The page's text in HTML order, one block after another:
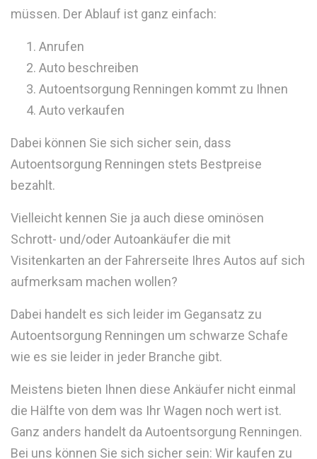
müssen. Der Ablauf ist ganz einfach:
Anrufen
Auto beschreiben
Autoentsorgung Renningen kommt zu Ihnen
Auto verkaufen
Dabei können Sie sich sicher sein, dass
Autoentsorgung Renningen stets Bestpreise
bezahlt.
Vielleicht kennen Sie ja auch diese ominösen
Schrott- und/oder Autoankäufer die mit
Visitenkarten an der Fahrerseite Ihres Autos auf sich
aufmerksam machen wollen?
Dabei handelt es sich leider im Gegansatz zu
Autoentsorgung Renningen um schwarze Schafe
wie es sie leider in jeder Branche gibt.
Meistens bieten Ihnen diese Ankäufer nicht einmal
die Hälfte von dem was Ihr Wagen noch wert ist.
Ganz anders handelt da Autoentsorgung Renningen.
Bei uns können Sie sich sicher sein: Wir kaufen zu